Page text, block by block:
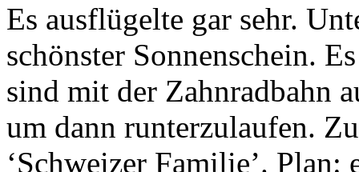
Es ausflügelte gar sehr.
schönster Sonnenschein.
sind mit der Zahnradbahn
um dann runterzulaufen.
‘Schweizer Familie’.